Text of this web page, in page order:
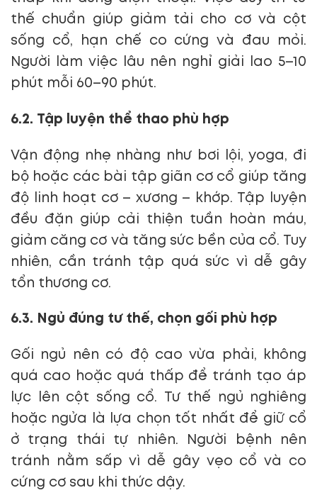
thế chuẩn giúp giảm tải cho cơ và cột
sống cổ, hạn chế co cứng và đau mỏi.
Người làm việc lâu nên nghỉ giải lao 5–10
phút mỗi 60–90 phút.
6.2. Tập luyện thể thao phù hợp
Vận động nhẹ nhàng như bơi lội, yoga, đi
bộ hoặc các bài tập giãn cơ cổ giúp tăng
độ linh hoạt cơ – xương – khớp. Tập luyện
đều đặn giúp cải thiện tuần hoàn máu,
giảm căng cơ và tăng sức bền của cổ. Tuy
nhiên, cần tránh tập quá sức vì dễ gây
tổn thương cơ.
6.3. Ngủ đúng tư thế, chọn gối phù hợp
Gối ngủ nên có độ cao vừa phải, không
quá cao hoặc quá thấp để tránh tạo áp
lực lên cột sống cổ. Tư thế ngủ nghiêng
hoặc ngửa là lựa chọn tốt nhất để giữ cổ
ở trạng thái tự nhiên. Người bệnh nên
tránh nằm sấp vì dễ gây vẹo cổ và co
cứng cơ sau khi thức dậy.